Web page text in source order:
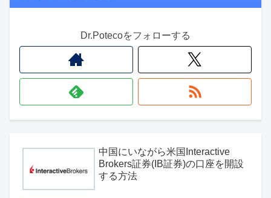
Dr.Potecoをフォローする
中国にいながら米国Interactive
Brokers証券(IB証券)の口座を開設
する方法